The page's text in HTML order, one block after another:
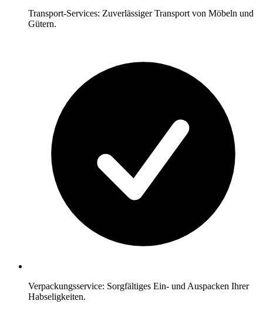
Transport-Services: Zuverlässiger Transport von Möbeln und
Gütern.
Verpackungsservice: Sorgfältiges Ein- und Auspacken Ihrer
Habseligkeiten.